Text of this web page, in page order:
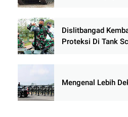
Dislitbangad
Proteksi Di Tank
Mengenal Lebih